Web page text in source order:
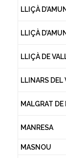
LLIÇÀ
LLIÇÀ
LLIÇÀ DE
LLINARS DEL
MALGRAT DE
MANRESA
MASNOU